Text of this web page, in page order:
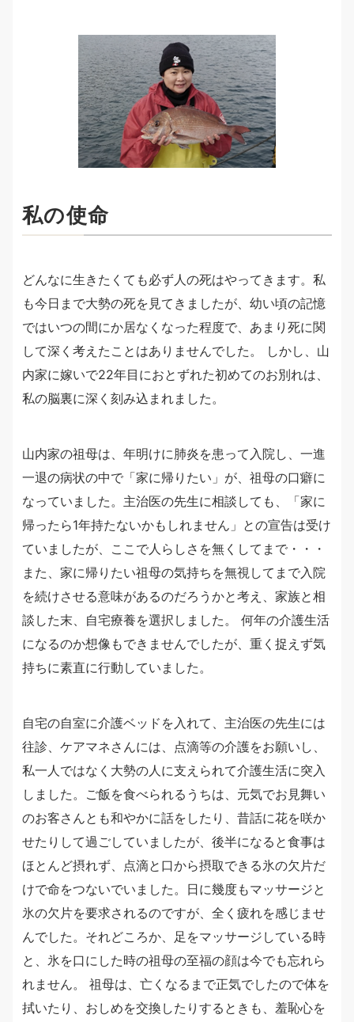
私の使命
どんなに生きたくても必ず人の死はやってきます。私
も今日まで大勢の死を見てきましたが、幼い頃の記憶
ではいつの間にか居なくなった程度で、あまり死に関
して深く考えたことはありませんでした。 しかし、山
内家に嫁いで22年目におとずれた初めてのお別れは、
私の脳裏に深く刻み込まれました。
山内家の祖母は、年明けに肺炎を患って入院し、一進
一退の病状の中で「家に帰りたい」が、祖母の口癖に
なっていました。主治医の先生に相談しても、「家に
帰ったら1年持たないかもしれません」との宣告は受け
ていましたが、ここで人らしさを無くしてまで・・・
また、家に帰りたい祖母の気持ちを無視してまで入院
を続けさせる意味があるのだろうかと考え、家族と相
談した末、自宅療養を選択しました。 何年の介護生活
になるのか想像もできませんでしたが、重く捉えず気
持ちに素直に行動していました。
自宅の自室に介護ベッドを入れて、主治医の先生には
往診、ケアマネさんには、点滴等の介護をお願いし、
私一人ではなく大勢の人に支えられて介護生活に突入
しました。ご飯を食べられるうちは、元気でお見舞い
のお客さんとも和やかに話をしたり、昔話に花を咲か
せたりして過ごしていましたが、後半になると食事は
ほとんど摂れず、点滴と口から摂取できる氷の欠片だ
けで命をつないでいました。日に幾度もマッサージと
氷の欠片を要求されるのですが、全く疲れを感じませ
んでした。それどころか、足をマッサージしている時
と、氷を口にした時の祖母の至福の顔は今でも忘れら
れません。 祖母は、亡くなるまで正気でしたので体を
拭いたり、おしめを交換したりするときも、羞恥心を